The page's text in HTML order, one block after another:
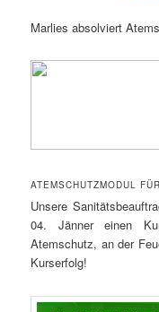
Marlies absolviert
ATEMSCHUTZMODUL
Unsere
04. Jänner einen
Atemschutz, an der
Kurserfolg!